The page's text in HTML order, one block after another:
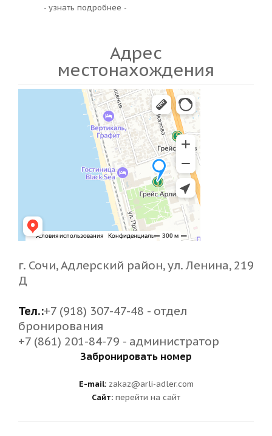
- узнать подробнее -
Адрес
местонахождения
г. Сочи, Адлерский район, ул. Ленина, 219
Д
Тел.:+7 (918) 307-47-48 - отдел
бронирования
+7 (861) 201-84-79 - администратор
Забронировать номер
E-mail:zakaz@arli-adler.com
Сайт: перейти на сайт